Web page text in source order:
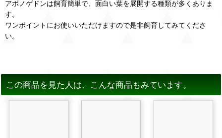
アポノゲドンは飼育簡単で、面白い葉を展開する種類が多くありま
す。
ワンポイントにお使いいただけますので是非飼育してみてくださ
い。
この商品を見た人は、こんな商品もみています。